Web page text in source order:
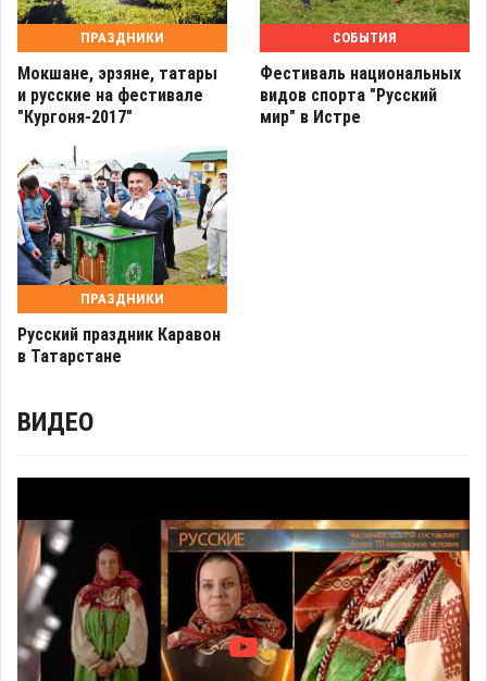
ПРАЗДНИКИ
Мокшане, эрзяне, татары
и русские на фестивале
"Кургоня-2017"
СОБЫТИЯ
Фестиваль национальных
видов спорта "Русский
мир" в Истре
ПРАЗДНИКИ
Русский праздник Каравон
в Татарстане
ВИДЕО